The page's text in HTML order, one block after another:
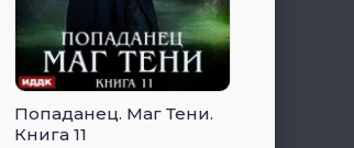
Попаданец. Маг Тени.
Книга 11